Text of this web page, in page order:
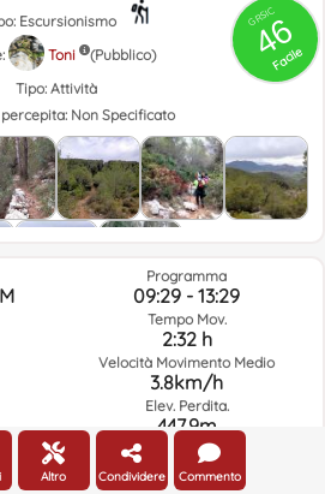
GRSIC
46
Facile
Escursionismo
Toni
(Pubblico)
Tipo: Attività
Non Specificato
Programma
09:29 - 13:29
Tempo Mov.
2:32 h
Velocità Movimento Medio
3.8km/h
Elev. Perdita.
447.9m
Altro Condividere Commento